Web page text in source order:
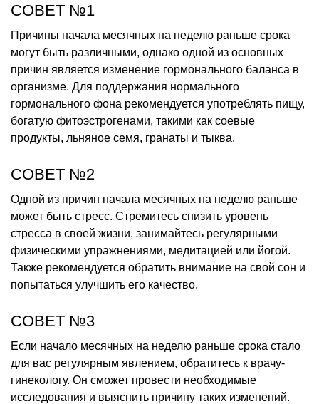
СОВЕТ №1
Причины начала месячных на неделю раньше срока
могут быть различными, однако одной из основных
причин является изменение гормонального баланса в
организме. Для поддержания нормального
гормонального фона рекомендуется употреблять пищу,
богатую фитоэстрогенами, такими как соевые
продукты, льняное семя, гранаты и тыква.
СОВЕТ №2
Одной из причин начала месячных на неделю раньше
может быть стресс. Стремитесь снизить уровень
стресса в своей жизни, занимайтесь регулярными
физическими упражнениями, медитацией или йогой.
Также рекомендуется обратить внимание на свой сон и
попытаться улучшить его качество.
СОВЕТ №3
Если начало месячных на неделю раньше срока стало
для вас регулярным явлением, обратитесь к врачу-
гинекологу. Он сможет провести необходимые
исследования и выяснить причину таких изменений.